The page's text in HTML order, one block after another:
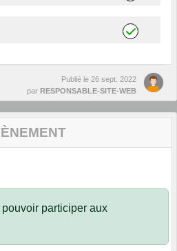
Publié le 26 sept. 2022
par RESPONSABLE-SITE-WEB
pouvoir participer aux